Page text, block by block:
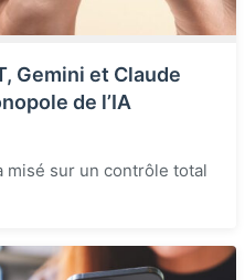
Gemini et Claude
de l’IA
misé sur un contrôle total